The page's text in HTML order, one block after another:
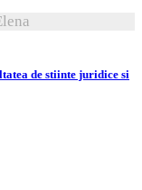
de stiinte juridice si